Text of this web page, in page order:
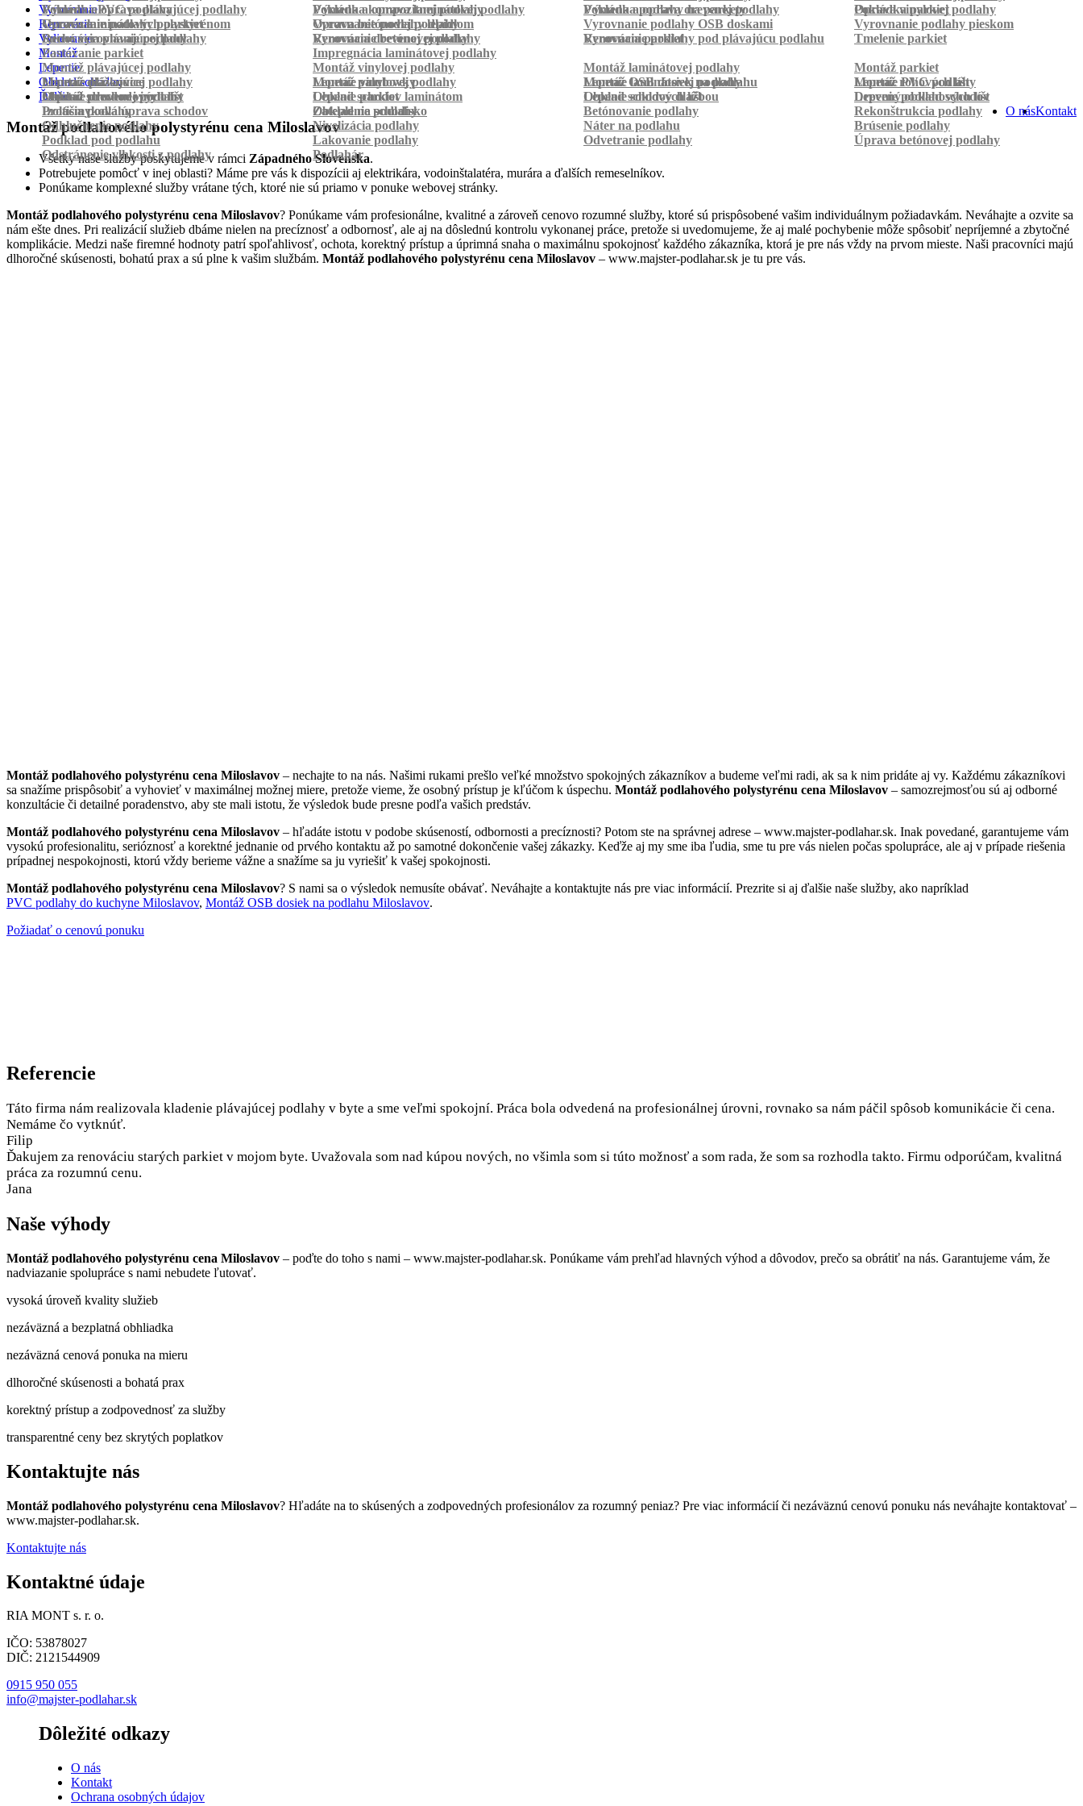
Pokládka PVC podlahy
Pokládka kompozitnej podlahy Pokládka podlahy na parkety Pokládka parkiet
Výmena a oprava plávajúcej podlahy
Výmena a oprava laminátovej podlahy Výmena a oprava drevenej podlahy
Oprava vinylovej podlahy
Oprava laminátových parkiet
Oprava betónovej podlahy
Vyrovnanie
Vyrovnanie podlahy polystyrénom
Vyrovnanie podlahy lepidlom Vyrovnanie podlahy OSB doskami
Vyrovnanie podlahy pieskom
Suché vyrovnanie podlahy
Vyrovnanie betónovej podlahy Vyrovnanie podlahy pod plávajúcu podlahu
Renovácia
Renovácia plávajúcej podlahy
Renovácia drevenej podlahy Renovácia parkiet
Tmelenie parkiet
Pastovanie parkiet
Impregnácia laminátovej podlahy
Vylievanie
Montáž
Montáž plávajúcej podlahy
Montáž vinylovej podlahy Montáž laminátovej podlahy
Montáž parkiet
Montáž dlážkovice
Montáž palubovky Montáž OSB dosiek na podlahu
Montáž rohových líšt
Montáž prechodových líšt
Lepenie
Lepenie plávajúcej podlahy
Lepenie vinylovej podlahy Lepenie laminátovej podlahy
Lepenie PVC podlahy
Lepenie drevenej podlahy
Lepenie parkiet Lepenie soklových líšt Lepenie podlahových líšt
Obklad schodov
Obklad schodov vinylom
Obklad schodov laminátom Obklad schodov dlažbou
Drevený obklad schodov
Protišmyková úprava schodov
Obklad na schodisko
Ďalšie
Izolácia podlahy
Zateplenie podlahy Betónovanie podlahy
Rekonštrukcia podlahy
Odhlučnenie podlahy
Nivelizácia podlahy Náter na podlahu
Brúsenie podlahy
Podklad pod podlahu
Lakovanie podlahy Odvetranie podlahy
Úprava betónovej podlahy
Odstránenie vlhkosti z podlahy
Podlahár
Kontakt
O nás
Montáž podlahového polystyrénu cena Miloslavov
Všetky naše služby poskytujeme v rámci Západného Slovenska.
Potrebujete pomôcť v inej oblasti? Máme pre vás k dispozícii aj elektrikára, vodoinštalatéra, murára a ďalších remeselníkov.
Ponúkame komplexné služby vrátane tých, ktoré nie sú priamo v ponuke webovej stránky.
Montáž podlahového polystyrénu cena Miloslavov? Ponúkame vám profesionálne, kvalitné a zároveň cenovo rozumné služby, ktoré sú prispôsobené vašim individuálnym požiadavkám. Neváhajte a ozvite sa
nám ešte dnes. Pri realizácií služieb dbáme nielen na precíznosť a odbornosť, ale aj na dôslednú kontrolu vykonanej práce, pretože si uvedomujeme, že aj malé pochybenie môže spôsobiť nepríjemné a zbytočné
komplikácie. Medzi naše firemné hodnoty patrí spoľahlivosť, ochota, korektný prístup a úprimná snaha o maximálnu spokojnosť každého zákazníka, ktorá je pre nás vždy na prvom mieste. Naši pracovníci majú
dlhoročné skúsenosti, bohatú prax a sú plne k vašim službám. Montáž podlahového polystyrénu cena Miloslavov – www.majster-podlahar.sk je tu pre vás.
Montáž podlahového polystyrénu cena Miloslavov – nechajte to na nás. Našimi rukami prešlo veľké množstvo spokojných zákazníkov a budeme veľmi radi, ak sa k nim pridáte aj vy. Každému zákazníkovi
sa snažíme prispôsobiť a vyhovieť v maximálnej možnej miere, pretože vieme, že osobný prístup je kľúčom k úspechu. Montáž podlahového polystyrénu cena Miloslavov – samozrejmosťou sú aj odborné
konzultácie či detailné poradenstvo, aby ste mali istotu, že výsledok bude presne podľa vašich predstáv.
Montáž podlahového polystyrénu cena Miloslavov – hľadáte istotu v podobe skúseností, odbornosti a precíznosti? Potom ste na správnej adrese – www.majster-podlahar.sk. Inak povedané, garantujeme vám
vysokú profesionalitu, serióznosť a korektné jednanie od prvého kontaktu až po samotné dokončenie vašej zákazky. Keďže aj my sme iba ľudia, sme tu pre vás nielen počas spolupráce, ale aj v prípade riešenia
prípadnej nespokojnosti, ktorú vždy berieme vážne a snažíme sa ju vyriešiť k vašej spokojnosti.
Montáž podlahového polystyrénu cena Miloslavov? S nami sa o výsledok nemusíte obávať. Neváhajte a kontaktujte nás pre viac informácií. Prezrite si aj ďalšie naše služby, ako napríklad
PVC podlahy do kuchyne Miloslavov, Montáž OSB dosiek na podlahu Miloslavov.
Požiadať o cenovú ponuku
Referencie
Táto firma nám realizovala kladenie plávajúcej podlahy v byte a sme veľmi spokojní. Práca bola odvedená na profesionálnej úrovni, rovnako sa nám páčil spôsob komunikácie či cena.
Nemáme čo vytknúť.
Filip
Ďakujem za renováciu starých parkiet v mojom byte. Uvažovala som nad kúpou nových, no všimla som si túto možnosť a som rada, že som sa rozhodla takto. Firmu odporúčam, kvalitná
práca za rozumnú cenu.
Jana
Naše výhody
Montáž podlahového polystyrénu cena Miloslavov – poďte do toho s nami – www.majster-podlahar.sk. Ponúkame vám prehľad hlavných výhod a dôvodov, prečo sa obrátiť na nás. Garantujeme vám, že
nadviazanie spolupráce s nami nebudete ľutovať.
vysoká úroveň kvality služieb
nezáväzná a bezplatná obhliadka
nezáväzná cenová ponuka na mieru
dlhoročné skúsenosti a bohatá prax
korektný prístup a zodpovednosť za služby
transparentné ceny bez skrytých poplatkov
Kontaktujte nás
Montáž podlahového polystyrénu cena Miloslavov? Hľadáte na to skúsených a zodpovedných profesionálov za rozumný peniaz? Pre viac informácií či nezáväznú cenovú ponuku nás neváhajte kontaktovať –
www.majster-podlahar.sk.
Kontaktujte nás
Kontaktné údaje
RIA MONT s. r. o.
IČO: 53878027
DIČ: 2121544909
0915 950 055
info@majster-podlahar.sk
Dôležité odkazy
O nás
Kontakt
Ochrana osobných údajov